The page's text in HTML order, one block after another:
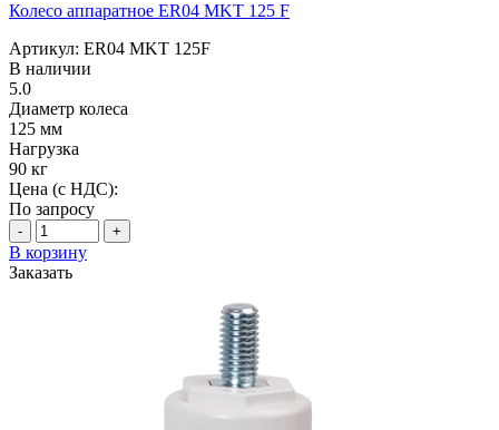
Колесо аппаратное ER04 MKT 125 F
Артикул: ER04 MKT 125F
В наличии
5.0
Диаметр колеса
125 мм
Нагрузка
90 кг
Цена (с НДС):
По запросу
- +
В корзину
Заказать